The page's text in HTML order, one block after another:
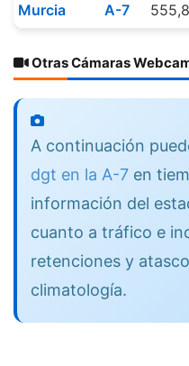
Murcia A-7
Otras Cámaras
A continuación
dgt en la A-7 en
información del
cuanto a tráfico e
retenciones y
climatología.